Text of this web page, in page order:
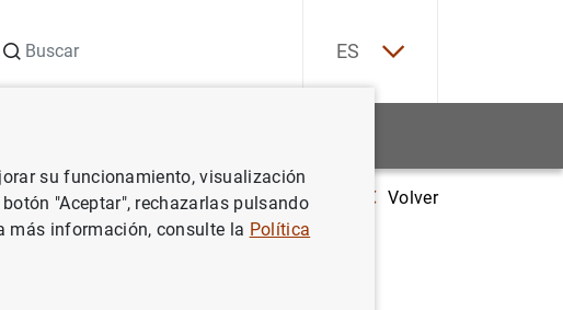
ES
En enero de 2022 la necesidad de financiación de la economía española fue de
Volver
su funcionamiento, visualización
"Aceptar", rechazarlas pulsando
más información, consulte la Política